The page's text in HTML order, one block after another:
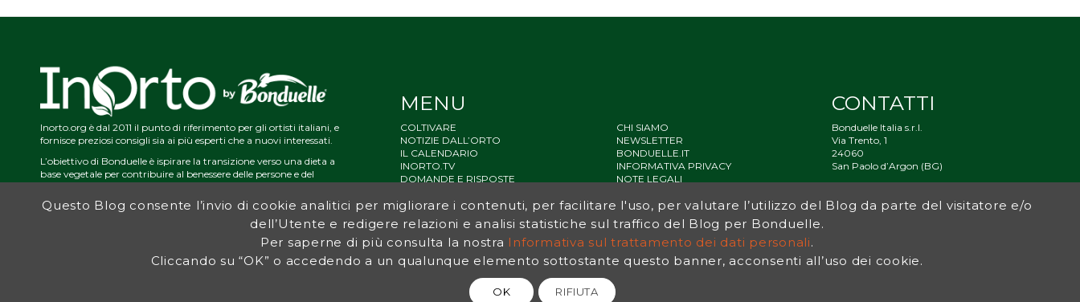
MENU CONTATTI
Inorto.org è dal 2011 il punto di riferimento per gli ortisti italiani, e
fornisce preziosi consigli sia ai più esperti che a nuovi interessati.
L’obiettivo di Bonduelle è ispirare la transizione verso una dieta a
base vegetale per contribuire al benessere delle persone e del
pianeta. In questo contesto si inserisce InOrto, simbolo dell’amore
per la terra e del rispetto dell’ambiente.
COLTIVARE
NOTIZIE DALL’ORTO
IL CALENDARIO
INORTO.TV
DOMANDE E RISPOSTE
CHI SIAMO
NEWSLETTER
BONDUELLE.IT
INFORMATIVA PRIVACY
NOTE LEGALI
SITEMAP
Bonduelle Italia s.r.l.
Via Trento, 1
24060
San Paolo d’Argon (BG)
© 2026 Bonduelle InOrto
Questo Blog consente l’invio di cookie analitici per migliorare i contenuti, per facilitare l'uso, per valutare l’utilizzo del Blog da parte del visitatore e/o
dell’Utente e redigere relazioni e analisi statistiche sul traffico del Blog per Bonduelle.
Per saperne di più consulta la nostra Informativa sul trattamento dei dati personali.
Cliccando su “OK” o accedendo a un qualunque elemento sottostante questo banner, acconsenti all’uso dei cookie.
OK RIFIUTA